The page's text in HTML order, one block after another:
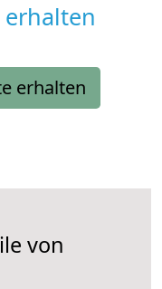
erhalten
von